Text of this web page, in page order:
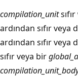
compilation_unit
ardından sıfır veya
ardından sıfır veya
sıfır veya bir